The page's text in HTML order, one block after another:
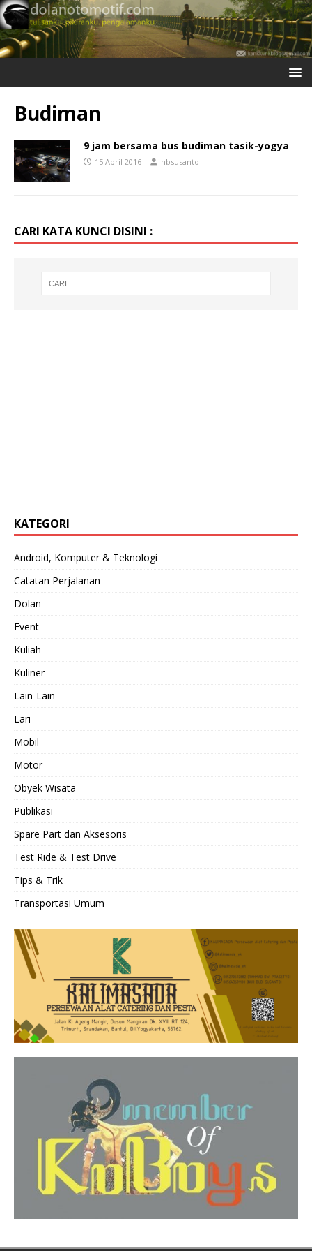
Budiman
9 jam bersama bus budiman tasik-yogya
15 April 2016 nbsusanto
CARI KATA KUNCI DISINI :
KATEGORI
Android, Komputer & Teknologi
Catatan Perjalanan
Dolan
Event
Kuliah
Kuliner
Lain-Lain
Lari
Mobil
Motor
Obyek Wisata
Publikasi
Spare Part dan Aksesoris
Test Ride & Test Drive
Tips & Trik
Transportasi Umum